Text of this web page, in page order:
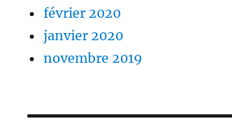
février 2020
janvier 2020
novembre 2019